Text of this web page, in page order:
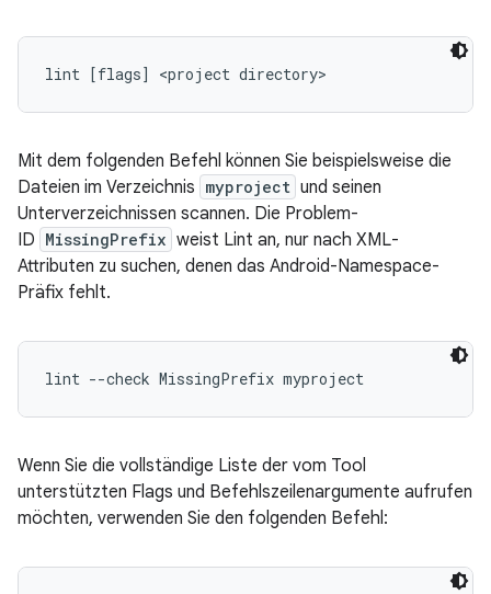
lint [flags] <project directory>
Mit dem folgenden Befehl können Sie beispielsweise die
Dateien im Verzeichnis myproject und seinen
Unterverzeichnissen scannen. Die Problem-
ID MissingPrefix weist Lint an, nur nach XML-
Attributen zu suchen, denen das Android-Namespace-
Präfix fehlt.
lint --check MissingPrefix myproject
Wenn Sie die vollständige Liste der vom Tool
unterstützten Flags und Befehlszeilenargumente aufrufen
möchten, verwenden Sie den folgenden Befehl: